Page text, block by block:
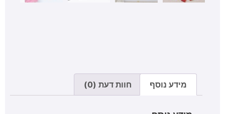
מידע נוסף חוות דעת (0)